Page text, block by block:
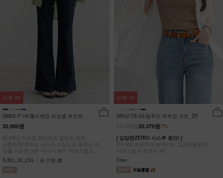
DM62-P-19/폴드밴딩 리오셀 부츠컷팬
츠_HR
32,900원
[S-2XL] 리오셀 원단으로 답답한 없이
산뜻하게!원하는 사이즈,기장으로 원하는 핏
연출 가능한 360 어디서 봐도 자연스럽고
균형잡힌 부츠컷 팬츠
S,M,L,XL,2XL / 숏,기본,롱
리뷰 35
NK62-TS-32/일루민 뒤트임 셔츠_DY
7%
20,370원
[ 답답한ZERO! 시스루 원단! ]
[55-99] 은은하게 반짝이는 고급링클원단!
자연스럽게 흐르는 핏!
Free
리뷰 15